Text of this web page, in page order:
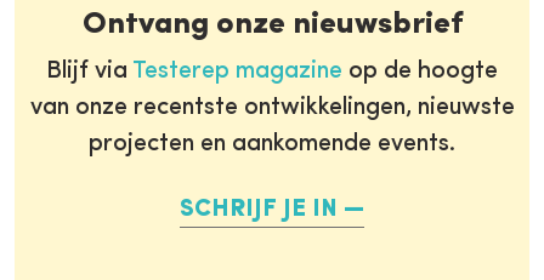
Ontvang onze nieuwsbrief
Blijf via Testerep magazine op de hoogte
van onze recentste ontwikkelingen, nieuwste
projecten en aankomende events.
SCHRIJF JE IN